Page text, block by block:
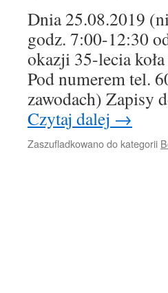
Dnia 25.08.2019
godz. 7:00-12:30
okazji 35-lecia
Pod numerem tel.
zawodach) Zapisy
Czytaj dalej →
Zaszufladkowano do kategorii